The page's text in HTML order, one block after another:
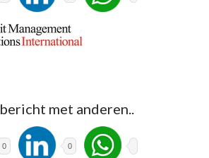
met anderen..
0 0